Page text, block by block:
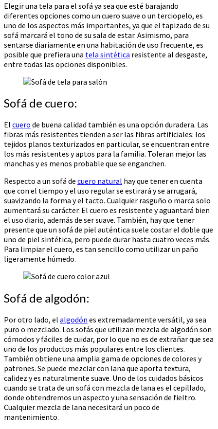
Elegir una tela para el sofá ya sea que esté barajando
diferentes opciones como un cuero suave o un terciopelo, es
uno de los aspectos más importantes, ya que el tapizado de su
sofá marcará el tono de su sala de estar. Asimismo, para
sentarse diariamente en una habitación de uso frecuente, es
posible que prefiera una tela sintética resistente al desgaste,
entre todas las opciones disponibles.
Sofá de cuero:
El cuero de buena calidad también es una opción duradera. Las
fibras más resistentes tienden a ser las fibras artificiales: los
tejidos planos texturizados en particular, se encuentran entre
los más resistentes y aptos para la familia. Toleran mejor las
manchas y es menos probable que se enganchen.
Respecto a un sofá de cuero natural hay que tener en cuenta
que con el tiempo y el uso regular se estirará y se arrugará,
suavizando la forma y el tacto. Cualquier rasguño o marca solo
aumentará su carácter. El cuero es resistente y aguantará bien
el uso diario, además de ser suave. También, hay que tener
presente que un sofá de piel auténtica suele costar el doble que
uno de piel sintética, pero puede durar hasta cuatro veces más.
Para limpiar el cuero, es tan sencillo como utilizar un paño
ligeramente húmedo.
Sofá de algodón:
Por otro lado, el algodón es extremadamente versátil, ya sea
puro o mezclado. Los sofás que utilizan mezcla de algodón son
cómodos y fáciles de cuidar, por lo que no es de extrañar que sea
uno de los productos más populares entre los clientes.
También obtiene una amplia gama de opciones de colores y
patrones. Se puede mezclar con lana que aporta textura,
calidez y es naturalmente suave. Uno de los cuidados básicos
cuando se trata de un sofá con mezcla de lana es el cepillado,
donde obtendremos un aspecto y una sensación de fieltro.
Cualquier mezcla de lana necesitará un poco de
mantenimiento.